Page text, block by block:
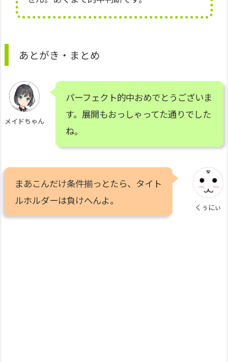
あとがき・まとめ
メイドちゃん
パーフェクト的中おめでとうございま
す。展開もおっしゃってた通りでした
ね。
くぅにぃ
まあこんだけ条件揃っとたら、タイト
ルホルダーは負けへんよ。